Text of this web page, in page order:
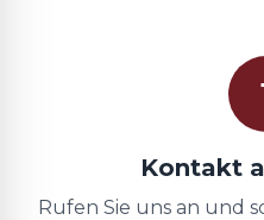
Kontakt
Rufen Sie uns an und